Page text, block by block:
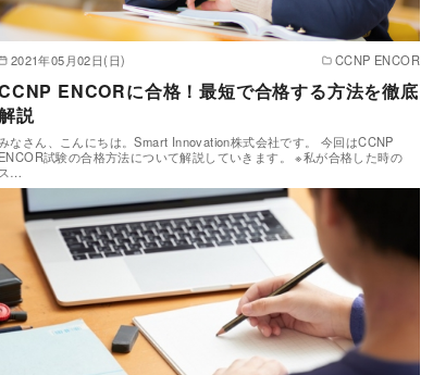
2021年05月02日(日) CCNP ENCOR
ENCORに合格！最短で合格する方法を徹底
説
なさん、こんにちは。Smart Innovation株式会社です。 今回はCCNP
ENCOR試験の合格方法について解説していきます。 ※私が合格した時の
ス…